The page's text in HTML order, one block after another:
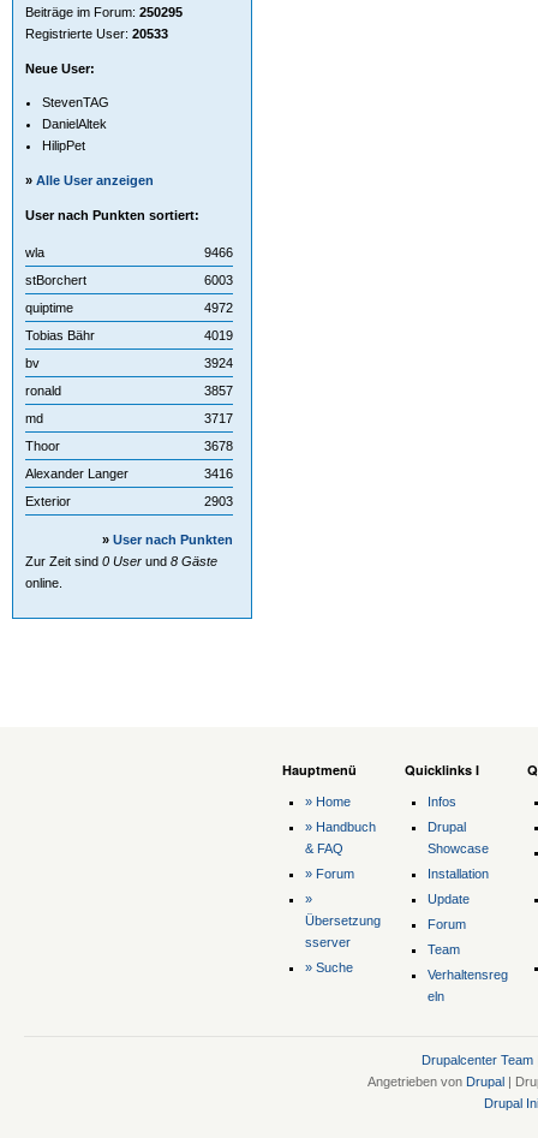
Beiträge im Forum: 250295
Registrierte User: 20533
Neue User:
StevenTAG
DanielAltek
HilipPet
» Alle User anzeigen
User nach Punkten sortiert:
wla
9466
stBorchert
6003
quiptime
4972
Tobias Bähr
4019
bv
3924
ronald
3857
md
3717
Thoor
3678
Alexander Langer
3416
Exterior
2903
» User nach Punkten
Zur Zeit sind 0 User und 8 Gäste
online.
Hauptmenü
» Home
» Handbuch
& FAQ
» Forum
»
Übersetzung
sserver
» Suche
Quicklinks I
Infos
Drupal
Showcase
Installation
Update
Forum
Team
Verhaltensreg
eln
Drupalcenter Team
Angetrieben von Drupal
|
Drupal